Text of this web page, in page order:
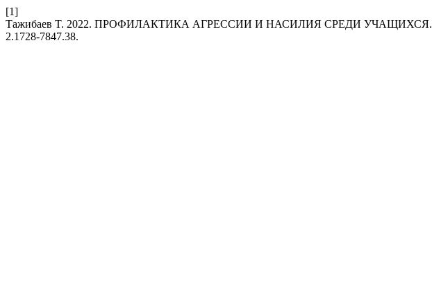
[1]
Tажибаев T. 2022. ПРОФИЛАКТИКА АГРЕССИИ И НАСИЛИЯ СРЕДИ УЧАЩИХСЯ.
2.1728-7847.38.